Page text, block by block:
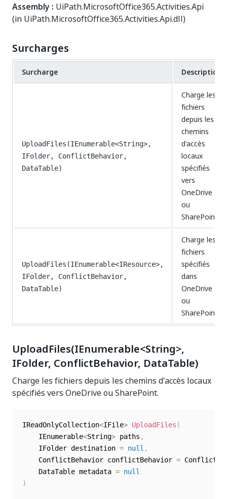
Assembly : UiPath.MicrosoftOffice365.Activities.Api
(in UiPath.MicrosoftOffice365.Activities.Api.dll)
Surcharges
Surcharge Description
UploadFiles(IEnumerable<String>,
IFolder, ConflictBehavior,
DataTable)
Charge les
fichiers
depuis les
chemins
d'accès
locaux
spécifiés
vers
OneDrive
ou
SharePoint.
UploadFiles(IEnumerable<IResource>,
IFolder, ConflictBehavior,
DataTable)
Charge les
fichiers
spécifiés
dans
OneDrive
ou
SharePoint.
UploadFiles(IEnumerable<String>,
IFolder, ConflictBehavior, DataTable)
Charge les fichiers depuis les chemins d'accès locaux
spécifiés vers OneDrive ou SharePoint.
IReadOnlyCollection<IFile> UploadFiles (
	IEnumerable
<String> paths ,
	IFolder destination
= null ,
	ConflictBehavior conflictBehavior
=
	DataTable metadata
= null
)